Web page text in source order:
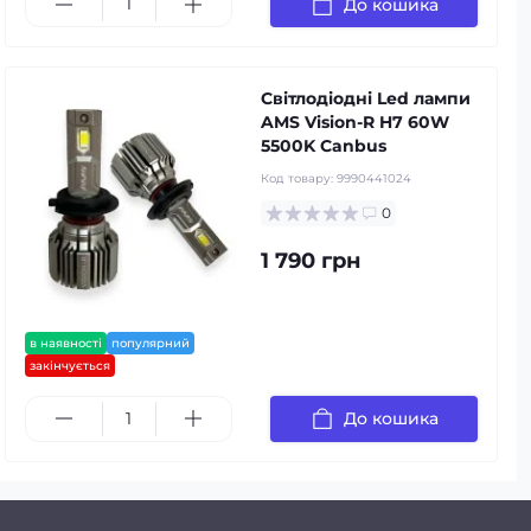
До кошика
в наявності
популярний
закінчується
Світлодіодні Led лампи
AMS Vision-R H7 60W
5500K Canbus
Код товару: 9990441024
0
1 790 грн
До кошика